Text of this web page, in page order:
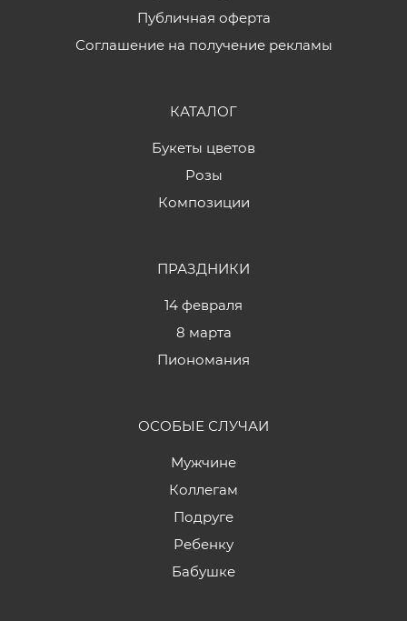
Публичная оферта
Соглашение на получение рекламы
КАТАЛОГ
Букеты цветов
Розы
Композиции
ПРАЗДНИКИ
14 февраля
8 марта
Пиономания
ОСОБЫЕ СЛУЧАИ
Мужчине
Коллегам
Подруге
Ребенку
Бабушке